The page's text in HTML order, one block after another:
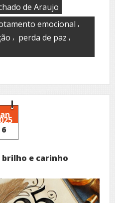
de Araujo
emocional ,
, perda de paz ,
6
brilho e carinho